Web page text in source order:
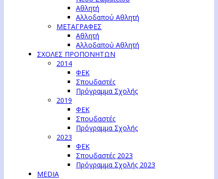
Αθλητή
Αλλοδαπού Αθλητή
ΜΕΤΑΓΡΑΦΕΣ
Αθλητή
Αλλοδαπού Αθλητή
ΣΧΟΛΕΣ ΠΡΟΠΟΝΗΤΩΝ
2014
ΦΕΚ
Σπουδαστές
Πρόγραμμα Σχολής
2019
ΦΕΚ
Σπουδαστές
Πρόγραμμα Σχολής
2023
ΦΕΚ
Σπουδαστές 2023
Πρόγραμμα Σχολής 2023
MEDIA